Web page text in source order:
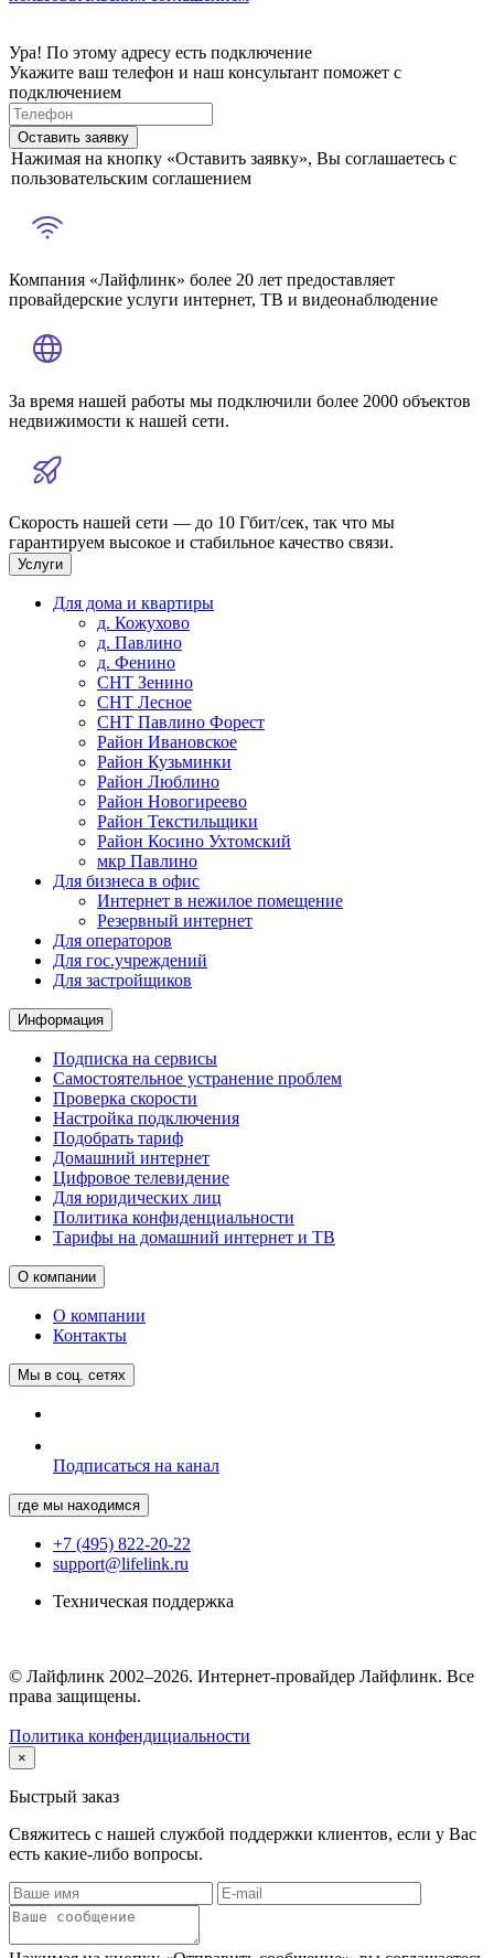
Ура! По этому адресу есть подключение
Укажите ваш телефон и наш консультант поможет с
подключением
Оставить заявку
Нажимая на кнопку «Оставить заявку», Вы соглашаетесь с
пользовательским соглашением
Компания «Лайфлинк» более 20 лет предоставляет
провайдерские услуги интернет, ТВ и видеонаблюдение
За время нашей работы мы подключили более 2000 объектов
недвижимости к нашей сети.
Скорость нашей сети — до 10 Гбит/сек, так что мы
гарантируем высокое и стабильное качество связи.
Услуги
Для дома и квартиры
д. Кожухово
д. Павлино
д. Фенино
СНТ Зенино
СНТ Лесное
СНТ Павлино Форест
Район Ивановское
Район Кузьминки
Район Люблино
Район Новогиреево
Район Текстильщики
Район Косино Ухтомский
мкр Павлино
Для бизнеса в офис
Интернет в нежилое помещение
Резервный интернет
Для операторов
Для гос.учреждений
Для застройщиков
Информация
Подписка на сервисы
Самостоятельное устранение проблем
Проверка скорости
Настройка подключения
Подобрать тариф
Домашний интернет
Цифровое телевидение
Для юридических лиц
Политика конфиденциальности
Тарифы на домашний интернет и ТВ
О компании
О компании
Контакты
Мы в соц. сетях
Подписаться на канал
где мы находимся
+7 (495) 822-20-22
support@lifelink.ru
Техническая поддержка
© Лайфлинк 2002–2026. Интернет-провайдер Лайфлинк. Все
права защищены.
Политика конфендициальности
×
Быстрый заказ
Свяжитесь с нашей службой поддержки клиентов, если у Вас
есть какие-либо вопросы.